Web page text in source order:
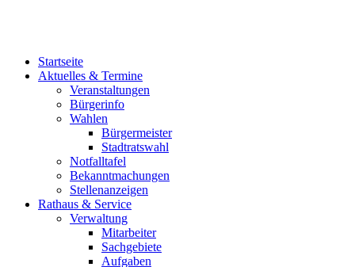
Startseite
Aktuelles & Termine
Veranstaltungen
Bürgerinfo
Wahlen
Bürgermeister
Stadtratswahl
Notfalltafel
Bekanntmachungen
Stellenanzeigen
Rathaus & Service
Verwaltung
Mitarbeiter
Sachgebiete
Aufgaben